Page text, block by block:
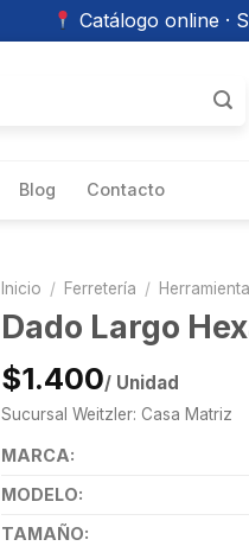
Catálogo online ·
Blog Contacto
Inicio / Ferretería /
Dado Largo
$1.400/ Unidad
Sucursal Weitzler: Casa Matriz
MARCA:
MODELO:
TAMAÑO: